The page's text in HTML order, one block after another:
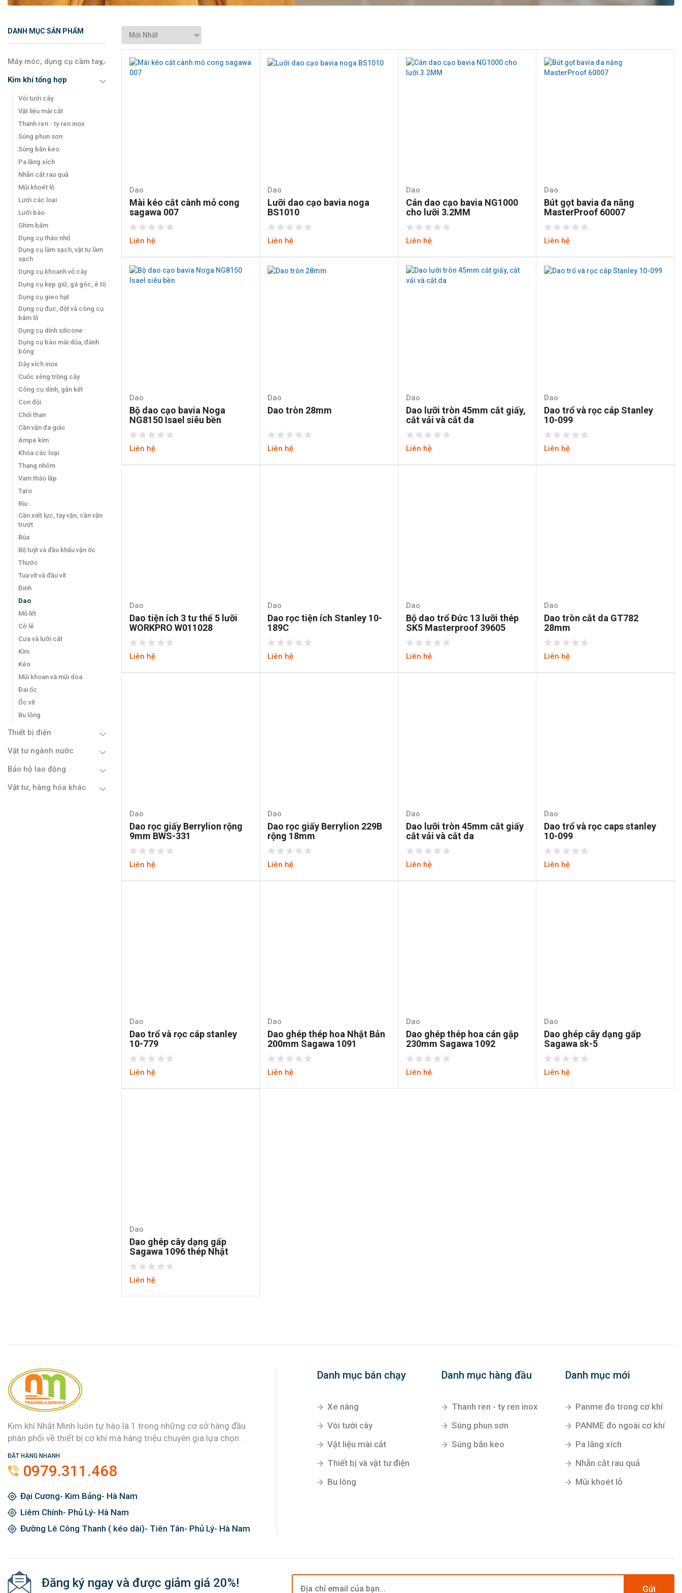
DANH MỤC SẢN PHẨM
Máy móc, dụng cụ cầm tay
Kim khí tổng hợp
Vòi tưới cây
Vật liệu mài cắt
Thanh ren - ty ren inox
Súng phun sơn
Súng bắn keo
Pa lăng xích
Nhẵn cắt rau quả
Mũi khoét lỗ
Lưới các loại
Lưỡi bào
Ghim bấm
Dụng cụ tháo nhổ
Dụng cụ làm sạch, vật tư làm
sạch
Dụng cụ khoanh vỏ cây
Dụng cụ kẹp giữ, gá góc, ê tô
Dụng cụ gieo hạt
Dụng cụ đục, đột và công cụ
bấm lỗ
Dụng cụ dính silicone
Dụng cụ bào mài dũa, đánh
bóng
Dây xích inox
Cuốc xẻng trồng cây
Công cụ dính, gắn kết
Con đội
Chổi than
Cần vặn đa giác
Ampe kìm
Khóa các loại
Thang nhôm
Vam tháo lắp
Taro
Rìu
Cần xiết lực, tay vặn, cần vặn
trượt
Búa
Bộ tuýt và đầu khẩu vặn ốc
Thước
Tua vít và đầu vít
Đinh
Dao
Mỏ lết
Cờ lê
Cưa và lưỡi cắt
Kìm
Kéo
Mũi khoan và mũi doa
Đai ốc
Ốc vít
Bu lông
Thiết bị điện
Vật tư ngành nước
Bảo hộ lao động
Vật tư, hàng hóa khác
Dao
Mài kéo cắt cành mỏ cong
sagawa 007
Liên hệ
Dao
Lưỡi dao cạo bavia noga
BS1010
Liên hệ
Dao
Cán dao cạo bavia NG1000
cho lưỡi 3.2MM
Liên hệ
Dao
Bút gọt bavia đa năng
MasterProof 60007
Liên hệ
Dao
Bộ dao cạo bavia Noga
NG8150 Isael siêu bền
Liên hệ
Dao
Dao tròn 28mm
Liên hệ
Dao
Dao lưỡi tròn 45mm cắt giấy,
cắt vải và cắt da
Liên hệ
Dao
Dao trổ và rọc cáp Stanley
10-099
Liên hệ
Dao
Dao tiện ích 3 tư thế 5 lưỡi
WORKPRO W011028
Liên hệ
Dao
Dao rọc tiện ích Stanley 10-
189C
Liên hệ
Dao
Bộ dao trổ Đức 13 lưỡi thép
SK5 Masterproof 39605
Liên hệ
Dao
Dao tròn cắt da GT782
28mm
Liên hệ
Dao
Dao rọc giấy Berrylion rộng
9mm BWS-331
Liên hệ
Dao
Dao rọc giấy Berrylion 229B
rộng 18mm
Liên hệ
Dao
Dao lưỡi tròn 45mm cắt giấy
cắt vải và cắt da
Liên hệ
Dao
Dao trổ và rọc caps stanley
10-099
Liên hệ
Dao
Dao trổ và rọc cáp stanley
10-779
Liên hệ
Dao
Dao ghép thép hoa Nhật Bản
200mm Sagawa 1091
Liên hệ
Dao
Dao ghép thép hoa cán gập
230mm Sagawa 1092
Liên hệ
Dao
Dao ghép cây dạng gấp
Sagawa sk-5
Liên hệ
Dao
Dao ghép cây dạng gấp
Sagawa 1096 thép Nhật
Liên hệ
Kim khí Nhật Minh luôn tự hào là 1 trong những cơ sở hàng đầu
phân phối về thiết bị cơ khí mà hàng triệu chuyên gia lựa chọn.
ĐẶT HÀNG NHANH
0979.311.468
Đại Cương- Kim Bảng- Hà Nam
Liêm Chính- Phủ Lý- Hà Nam
Đường Lê Công Thanh ( kéo dài)- Tiên Tân- Phủ Lý- Hà Nam
Danh mục bán chạy
Xe nâng
Vòi tưới cây
Vật liệu mài cắt
Thiết bị và vật tư điện
Bu lông
Danh mục hàng đầu
Thanh ren - ty ren inox
Súng phun sơn
Súng bắn keo
Danh mục mới
Panme đo trong cơ khí
PANME đo ngoài cơ khí
Pa lăng xích
Nhẵn cắt rau quả
Mũi khoét lỗ
Đăng ký ngay và được giảm giá 20%! Gửi